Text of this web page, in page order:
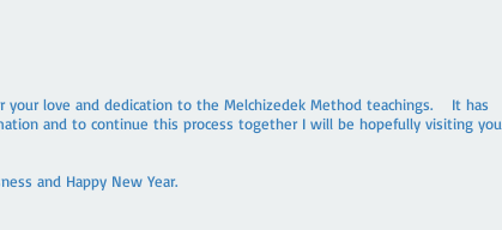
love and dedication to the Melchizedek Method teachings. It has
and to continue this process together I will be hopefully visiting you
and Happy New Year.